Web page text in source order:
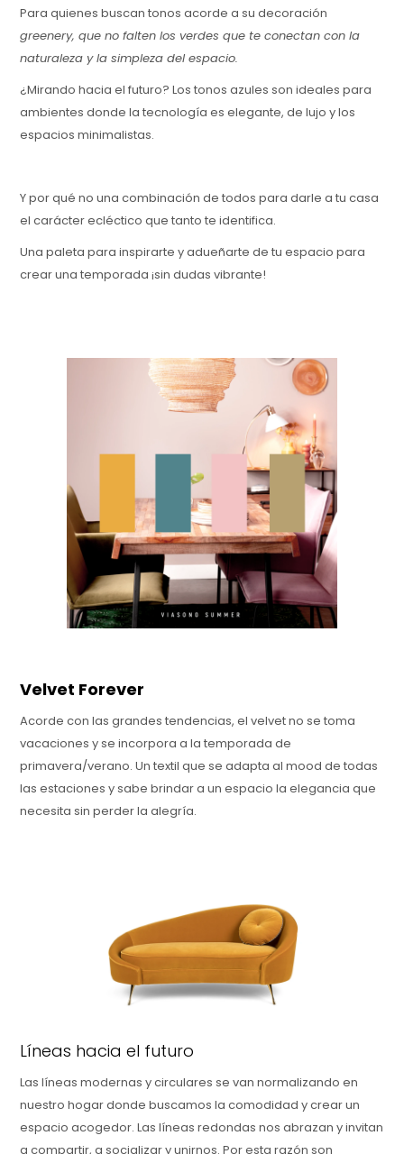
Para quienes buscan tonos acorde a su decoración
greenery, que no falten los verdes que te conectan con la
naturaleza y la simpleza del espacio.
¿Mirando hacia el futuro? Los tonos azules son ideales para
ambientes donde la tecnología es elegante, de lujo y los
espacios minimalistas.
Y por qué no una combinación de todos para darle a tu casa
el carácter ecléctico que tanto te identifica.
Una paleta para inspirarte y adueñarte de tu espacio para
crear una temporada ¡sin dudas vibrante!
Velvet Forever
Acorde con las grandes tendencias, el velvet no se toma
vacaciones y se incorpora a la temporada de
primavera/verano. Un textil que se adapta al mood de todas
las estaciones y sabe brindar a un espacio la elegancia que
necesita sin perder la alegría.
Líneas hacia el futuro
Las líneas modernas y circulares se van normalizando en
nuestro hogar donde buscamos la comodidad y crear un
espacio acogedor. Las líneas redondas nos abrazan y invitan
a compartir, a socializar y unirnos. Por esta razón son